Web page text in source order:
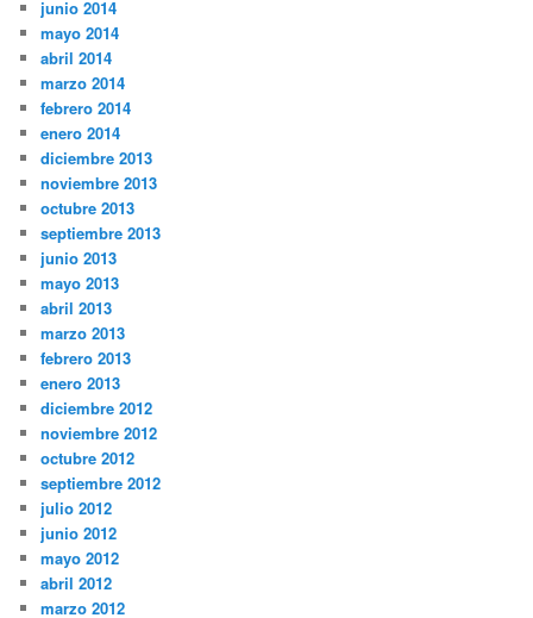
junio 2014
mayo 2014
abril 2014
marzo 2014
febrero 2014
enero 2014
diciembre 2013
noviembre 2013
octubre 2013
septiembre 2013
junio 2013
mayo 2013
abril 2013
marzo 2013
febrero 2013
enero 2013
diciembre 2012
noviembre 2012
octubre 2012
septiembre 2012
julio 2012
junio 2012
mayo 2012
abril 2012
marzo 2012